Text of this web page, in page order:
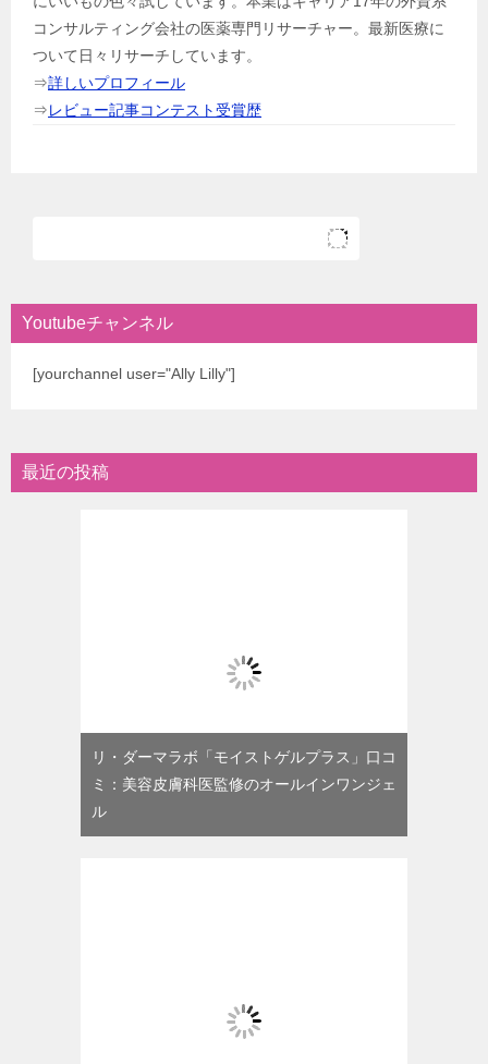
コンサルティング会社の医薬専門リサーチャー。最新医療に
ついて日々リサーチしています。
⇒詳しいプロフィール
⇒レビュー記事コンテスト受賞歴
Youtubeチャンネル
[yourchannel user="Ally Lilly"]
最近の投稿
リ・ダーマラボ「モイストゲルプラス」口コ
ミ：美容皮膚科医監修のオールインワンジェ
ル